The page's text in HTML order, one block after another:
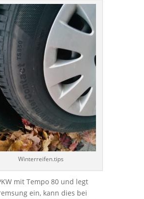
Winterreifen.tips
mit Tempo 80 und legt
ein, kann dies bei